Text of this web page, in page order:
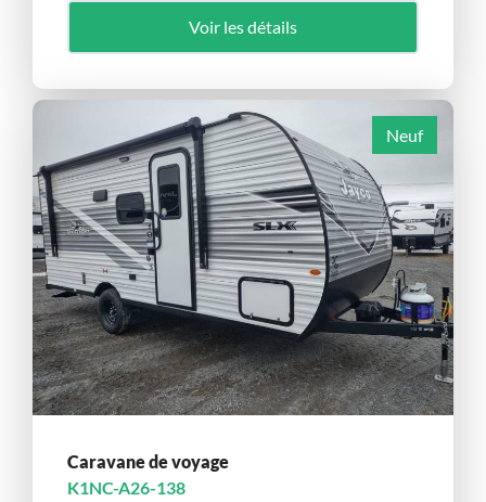
Voir les détails
Neuf
Caravane de voyage
K1NC-A26-138